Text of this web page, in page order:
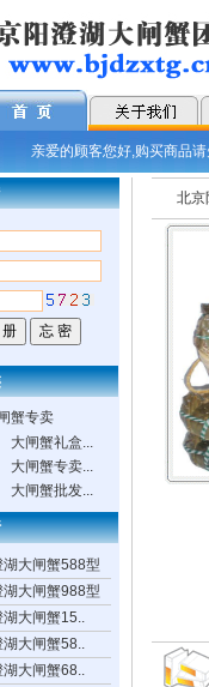
亲爱的顾客您好,购买商品请
蟹专卖
大闸蟹礼盒...
大闸蟹专卖...
大闸蟹批发...
大闸蟹588型
大闸蟹988型
大闸蟹15..
大闸蟹58..
大闸蟹68..
北京